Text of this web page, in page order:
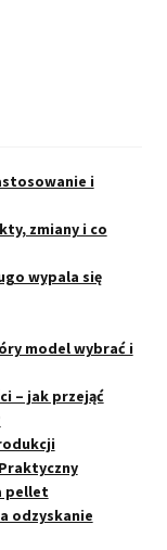
i
zmiany i co
wypala się
model wybrać i
– jak przejąć
pellet
odzyskanie